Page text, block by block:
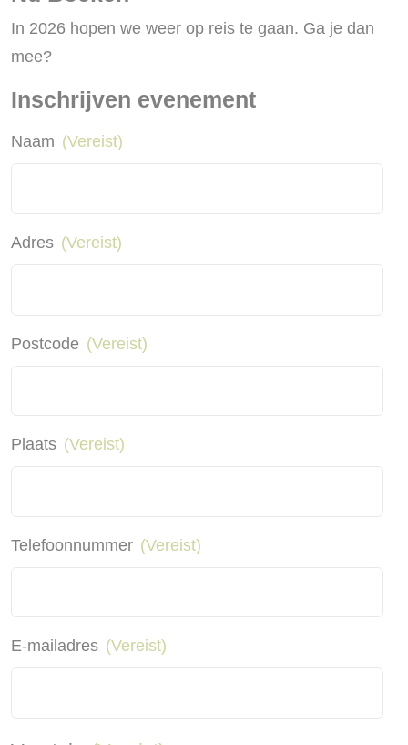
In 2026 hopen we weer op reis te gaan. Ga je dan
mee?
Inschrijven evenement
Naam (Vereist)
Adres (Vereist)
Postcode (Vereist)
Plaats (Vereist)
Telefoonnummer (Vereist)
E-mailadres (Vereist)